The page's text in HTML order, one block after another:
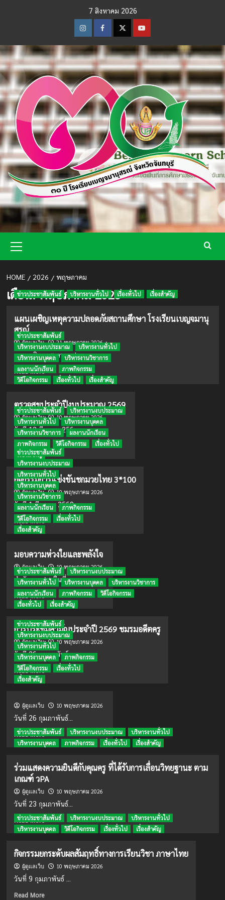
7 สิงหาคม 2026
InstagramFacebookTwitterYoutube
Menu
HOME 2026 พฤษภาคม
เดือน:พฤษภาคม 2026
ข่าวประชาสัมพันธ์ บริหารงานทั่วไป เรื่องทั่วไป เรื่องสำคัญ
แผนเผชิญเหตุความปลอดภัยสถานศึกษา โรงเรียนเบญจมานุ
สรณ์
ผู้ดูแลเว็บ 21 พฤษภาคม 2026
แผนเผชิญเหตุ ความปลอ...
Read MoreRead
more
เผชิญ
เหตุ
ความ
ปลอดภัย
สถาน
ศึกษา
โรงเรียน
เบญจ
มา
นุ
สรณ์
ข่าวประชาสัมพันธ์
บริหารงานงบประมาณ
บริหารงานทั่วไป
บริหารงานบุคคล
บริหารงานวิชาการ
ผลงานนักเรียน
ภาพกิจกรรม
วิดีโอกิจกรรม
เรื่องทั่วไป เรื่องสำคัญ
ตรวจสุขประจำปีงบประมาณ 2569
ผู้ดูแลเว็บ 10 พฤษภาคม 2026
วันที่ 13 มีนาคม 256...
Read MoreRead
more
about
ตรวจ
สุข
ประจำ
ปีงบประมาณ
2569
ข่าวประชาสัมพันธ์
บริหารงานงบประมาณ
บริหารงานทั่วไป
บริหารงานบุคคล
บริหารงานวิชาการ
ผลงานนักเรียน
ภาพกิจกรรม
วิดีโอกิจกรรม
เรื่องทั่วไป
เรื่องสำคัญ
กิจกรรมการแข่งขันชกมวยไทย 3*100
ผู้ดูแลเว็บ 10 พฤษภาคม 2026
วันที่ 1 มีนาคม 2569...
Read MoreRead
กิจกรรม
การ
แข่งขัน
ชกมวย
ไทย
3*100
ข่าวประชาสัมพันธ์
บริหารงานงบประมาณ
บริหารงานทั่วไป
บริหารงานบุคคล
บริหารงานวิชาการ
ผลงานนักเรียน
ภาพกิจกรรม
วิดีโอกิจกรรม
เรื่องทั่วไป
เรื่องสำคัญ
มอบความห่วงใยและพลังใจ
ผู้ดูแลเว็บ 10 พฤษภาคม 2026
สำนักงานเขตพื้นที่กา...
Read MoreRead
more
มอบ
ความ
ห่วงใย
และ
พลัง
ใจ
ข่าวประชาสัมพันธ์
บริหารงานงบประมาณ
บริหารงานทั่วไป
บริหารงานบุคคล
บริหารงานวิชาการ
ผลงานนักเรียน
ภาพกิจกรรม
วิดีโอกิจกรรม
เรื่องทั่วไป
เรื่องสำคัญ
การประชุมสามัญประจำปี 2569 ชมรมอดีตครู
ผู้ดูแลเว็บ 10 พฤษภาคม 2026
วันที่ 26 กุมภาพันธ์...
Read MoreRead
ประชุม
สามัญ
ประจำ
ปี
2569 ชมรม
ครู
ข่าวประชาสัมพันธ์
บริหารงานงบประมาณ
บริหารงานทั่วไป
บริหารงานบุคคล
ภาพกิจกรรม
วิดีโอกิจกรรม
เรื่องทั่วไป
เรื่องสำคัญ
ผู้ดูแลเว็บ 10 พฤษภาคม 2026
วันที่ 26 กุมภาพันธ์...
Read MoreRead
more
ข่าวประชาสัมพันธ์ บริหารงานงบประมาณ
บริหารงานทั่วไป
บริหารงานบุคคล
ภาพกิจกรรม เรื่องทั่วไป เรื่องสำคัญ
ร่วมแสดงความยินดีกับคุณครู ที่ได้รับการเลื่อนวิทยฐานะ ตาม
เกณฑ์ วPA
ผู้ดูแลเว็บ 10 พฤษภาคม 2026
วันที่ 23 กุมภาพันธ์...
Read MoreRead
more
แสดง
ความ
ยินดี
คุณครู ที่
ข่าวประชาสัมพันธ์ บริหารงานงบประมาณ
บริหารงานทั่วไป
บริหารงานบุคคล
วิดีโอกิจกรรม เรื่องทั่วไป เรื่องสำคัญ
กิจกรรมยกระดับผลสัมฤทธิ์ทางการเรียนวิชา ภาษาไทย
ผู้ดูแลเว็บ 10 พฤษภาคม 2026
วันที่ 9 กุมภาพันธ์ ...
Read MoreRead